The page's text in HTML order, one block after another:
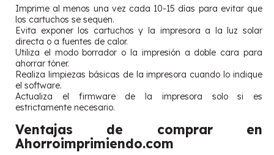
Imprime al menos una vez cada 10-15 días para evitar que
los cartuchos se sequen.
Evita exponer los cartuchos y la impresora a la luz solar
directa o a fuentes de calor.
Utiliza el modo borrador o la impresión a doble cara para
ahorrar tóner.
Realiza limpiezas básicas de la impresora cuando lo indique
el software.
Actualiza el firmware de la impresora solo si es
estrictamente necesario.
Ventajas de comprar en
Ahorroimprimiendo.com